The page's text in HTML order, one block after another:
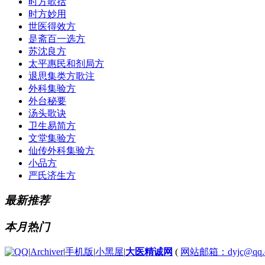
时方妙用
世医得效方
是斋百一选方
苏沈良方
太平惠民和剂局方
退思集类方歌注
外科集验方
外台秘要
汤头歌诀
卫生易简方
文堂集验方
仙传外科集验方
小品方
严氏济生方
最新推荐
本月热门
|Archiver|手机版|小黑屋|大医精诚网 ( 网站邮箱：